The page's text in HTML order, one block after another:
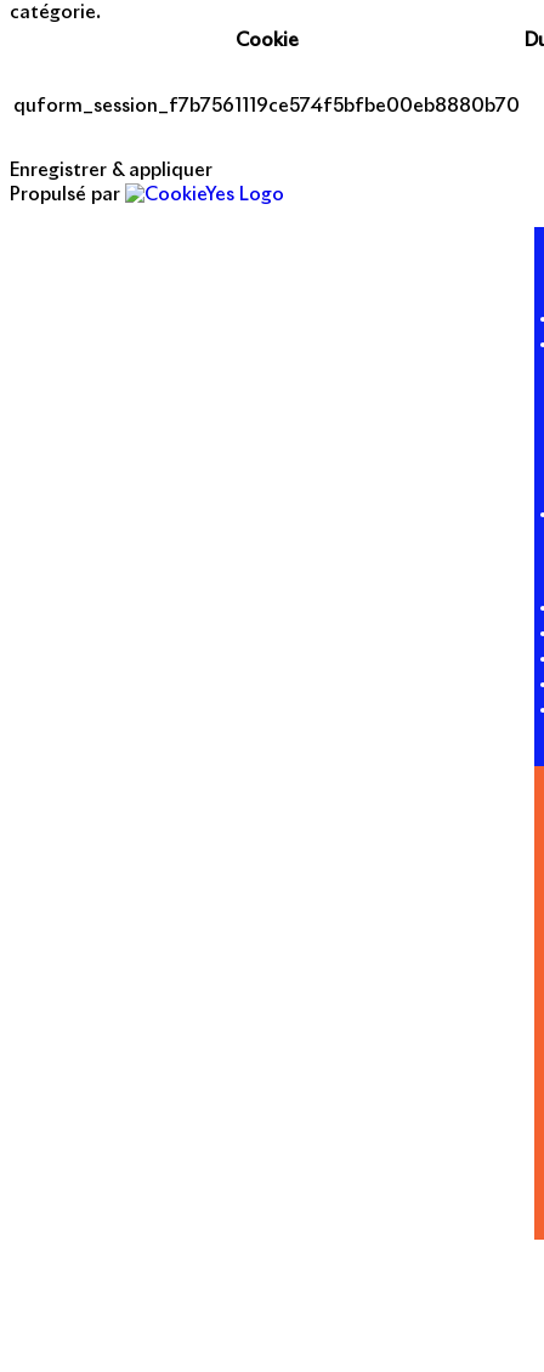
catégorie.
Cookie
quform_session_f7b7561119ce574f5bfbe00eb8880b70
Enregistrer & appliquer
Propulsé par